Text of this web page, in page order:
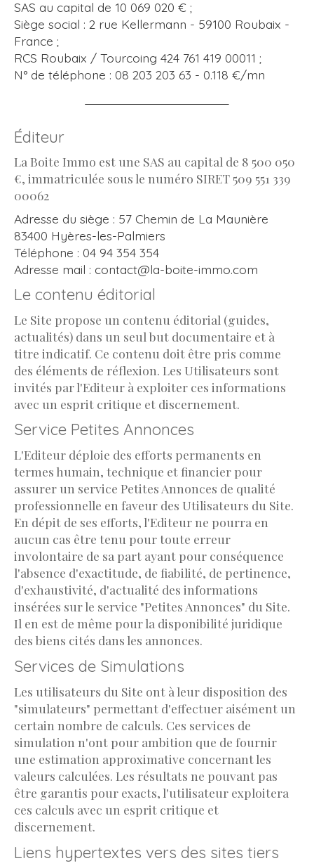
SAS au capital de 10 069 020 € ;
Siège social : 2 rue Kellermann - 59100 Roubaix -
France ;
RCS Roubaix / Tourcoing 424 761 419 00011 ;
N° de téléphone : 08 203 203 63 - 0.118 €/mn
Éditeur
La Boite Immo est une SAS au capital de 8 500 050
€, immatriculée sous le numéro SIRET 509 551 339
00062
Adresse du siège : 57 Chemin de La Maunière
83400 Hyères-les-Palmiers
Téléphone : 04 94 354 354
Adresse mail : contact@la-boite-immo.com
Le contenu éditorial
Le Site propose un contenu éditorial (guides,
actualités) dans un seul but documentaire et à
titre indicatif. Ce contenu doit être pris comme
des éléments de réflexion. Les Utilisateurs sont
invités par l'Editeur à exploiter ces informations
avec un esprit critique et discernement.
Service Petites Annonces
L'Editeur déploie des efforts permanents en
termes humain, technique et financier pour
assurer un service Petites Annonces de qualité
professionnelle en faveur des Utilisateurs du Site.
En dépit de ses efforts, l'Editeur ne pourra en
aucun cas être tenu pour toute erreur
involontaire de sa part ayant pour conséquence
l'absence d'exactitude, de fiabilité, de pertinence,
d'exhaustivité, d'actualité des informations
insérées sur le service "Petites Annonces" du Site.
Il en est de même pour la disponibilité juridique
des biens cités dans les annonces.
Services de Simulations
Les utilisateurs du Site ont à leur disposition des
"simulateurs" permettant d'effectuer aisément un
certain nombre de calculs. Ces services de
simulation n'ont pour ambition que de fournir
une estimation approximative concernant les
valeurs calculées. Les résultats ne pouvant pas
être garantis pour exacts, l'utilisateur exploitera
ces calculs avec un esprit critique et
discernement.
Liens hypertextes vers des sites tiers